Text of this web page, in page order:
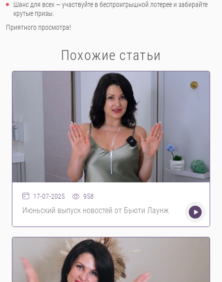
Шанс для всех — участвуйте в беспроигрышной лотерее и забирайте
крутые призы.
Приятного просмотра!
Похожие статьи
17-07-2025 958
Июньский выпуск новостей от Бьюти Лаунж